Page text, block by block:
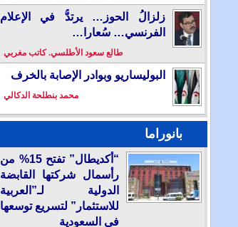
زلزالُ الحوز… يرتدُّ في الإعلام
الفرنسي… سُعارا…
طالع سعود الأطلسي. كاتب مغربي
البوليساريو وبوادر الإصابة بالخرف
محمد بنطلحة الدكالي
بانوراما
“أكديطال” تفتح 15% من
رأسمال شركتها القابضة
الدولية لـ”العربية
للاستثمار” لتسريع توسعها
في السعودية